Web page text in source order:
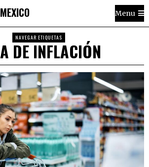
Menu
NAVEGAR ETIQUETAS
DE INFLACIÓN